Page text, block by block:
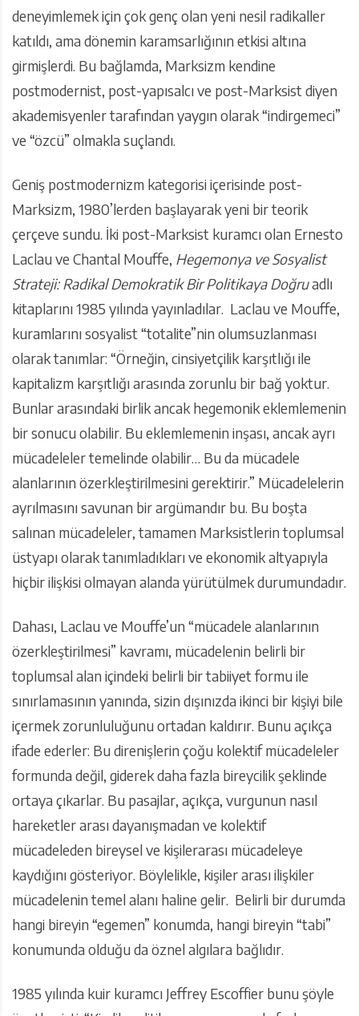
deneyimlemek için çok genç olan yeni nesil radikaller
katıldı, ama dönemin karamsarlığının etkisi altına
girmişlerdi. Bu bağlamda, Marksizm kendine
postmodernist, post-yapısalcı ve post-Marksist diyen
akademisyenler tarafından yaygın olarak “indirgemeci”
ve “özcü” olmakla suçlandı.
Geniş postmodernizm kategorisi içerisinde post-
Marksizm, 1980’lerden başlayarak yeni bir teorik
çerçeve sundu. İki post-Marksist kuramcı olan Ernesto
Laclau ve Chantal Mouffe, Hegemonya ve Sosyalist
Strateji: Radikal Demokratik Bir Politikaya Doğruadlı
kitaplarını 1985 yılında yayınladılar. Laclau ve Mouffe,
kuramlarını sosyalist “totalite”nin olumsuzlanması
olarak tanımlar: “Örneğin, cinsiyetçilik karşıtlığı ile
kapitalizm karşıtlığı arasında zorunlu bir bağ yoktur.
Bunlar arasındaki birlik ancak hegemonik eklemlemenin
bir sonucu olabilir. Bu eklemlemenin inşası, ancak ayrı
mücadeleler temelinde olabilir… Bu da mücadele
alanlarının özerkleştirilmesini gerektirir.” Mücadelelerin
ayrılmasını savunan bir argümandır bu. Bu boşta
salınan mücadeleler, tamamen Marksistlerin toplumsal
üstyapı olarak tanımladıkları ve ekonomik altyapıyla
hiçbir ilişkisi olmayan alanda yürütülmek durumundadır.
Dahası, Laclau ve Mouffe’un “mücadele alanlarının
özerkleştirilmesi” kavramı, mücadelenin belirli bir
toplumsal alan içindeki belirli bir tabiiyet formu ile
sınırlamasının yanında, sizin dışınızda ikinci bir kişiyi bile
içermek zorunluluğunu ortadan kaldırır. Bunu açıkça
ifade ederler: Bu direnişlerin çoğu kolektif mücadeleler
formunda değil, giderek daha fazla bireycilik şeklinde
ortaya çıkarlar. Bu pasajlar, açıkça, vurgunun nasıl
hareketler arası dayanışmadan ve kolektif
mücadeleden bireysel ve kişilerarası mücadeleye
kaydığını gösteriyor. Böylelikle, kişiler arası ilişkiler
mücadelenin temel alanı haline gelir. Belirli bir durumda
hangi bireyin “egemen” konumda, hangi bireyin “tabi”
konumunda olduğu da öznel algılara bağlıdır.
1985 yılında kuir kuramcı Jeffrey Escoffier bunu şöyle